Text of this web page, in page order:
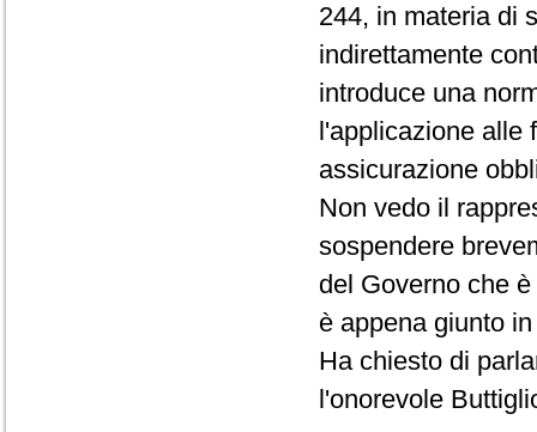
244, in materia di
indirettamente
introduce una
l'applicazione alle
assicurazione
Non vedo il
sospendere
del Governo che
è appena giunto
Ha chiesto di
l'onorevole